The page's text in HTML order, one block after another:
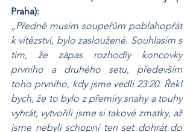
Praha):
„Předně musím soupeřům poblahopřát
k vítězství, bylo zasloužené. Souhlasím s
tím, že zápas rozhodly koncovky
prvního a druhého setu, především
toho prvního, kdy jsme vedli 23:20. Řekl
bych, že to bylo z přemíry snahy a touhy
vyhrát, vytvořili jsme si takové zmatky, až
jsme nebyli schopní ten set dohrát do